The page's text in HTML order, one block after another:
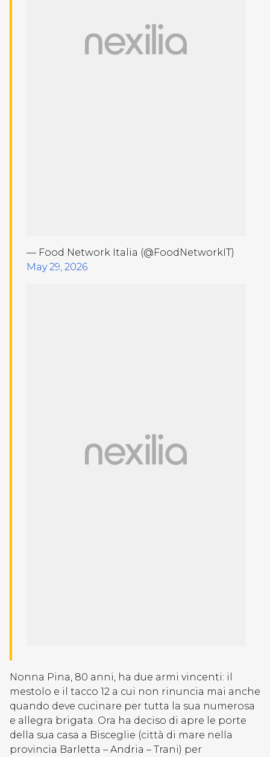
— Food Network Italia (@FoodNetworkIT)
May 29, 2026
Nonna Pina, 80 anni, ha due armi vincenti: il
mestolo e il tacco 12 a cui non rinuncia mai anche
quando deve cucinare per tutta la sua numerosa
e allegra brigata. Ora ha deciso di apre le porte
della sua casa a Bisceglie (città di mare nella
provincia Barletta – Andria – Trani) per